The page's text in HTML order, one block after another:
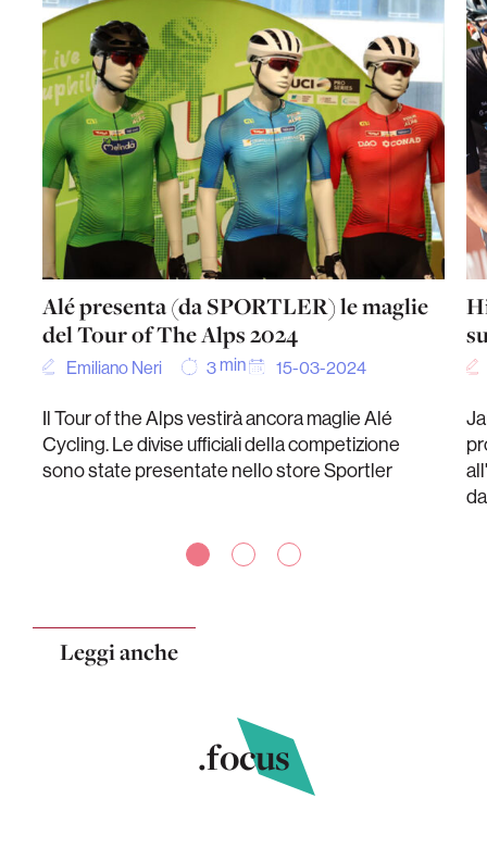
Alé presenta (da SPORTLER) le maglie
del Tour of The Alps 2024
Emiliano Neri 3 min 15-03-2024
Il Tour of the Alps vestirà ancora maglie Alé
Cycling. Le divise ufficiali della competizione
sono state presentate nello store Sportler
Leggi anche
.focus